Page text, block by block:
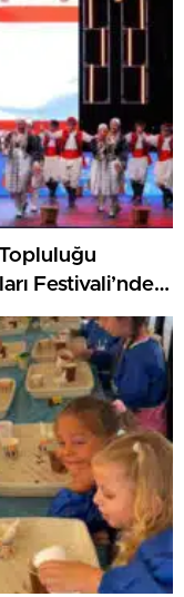
Festivali’nde